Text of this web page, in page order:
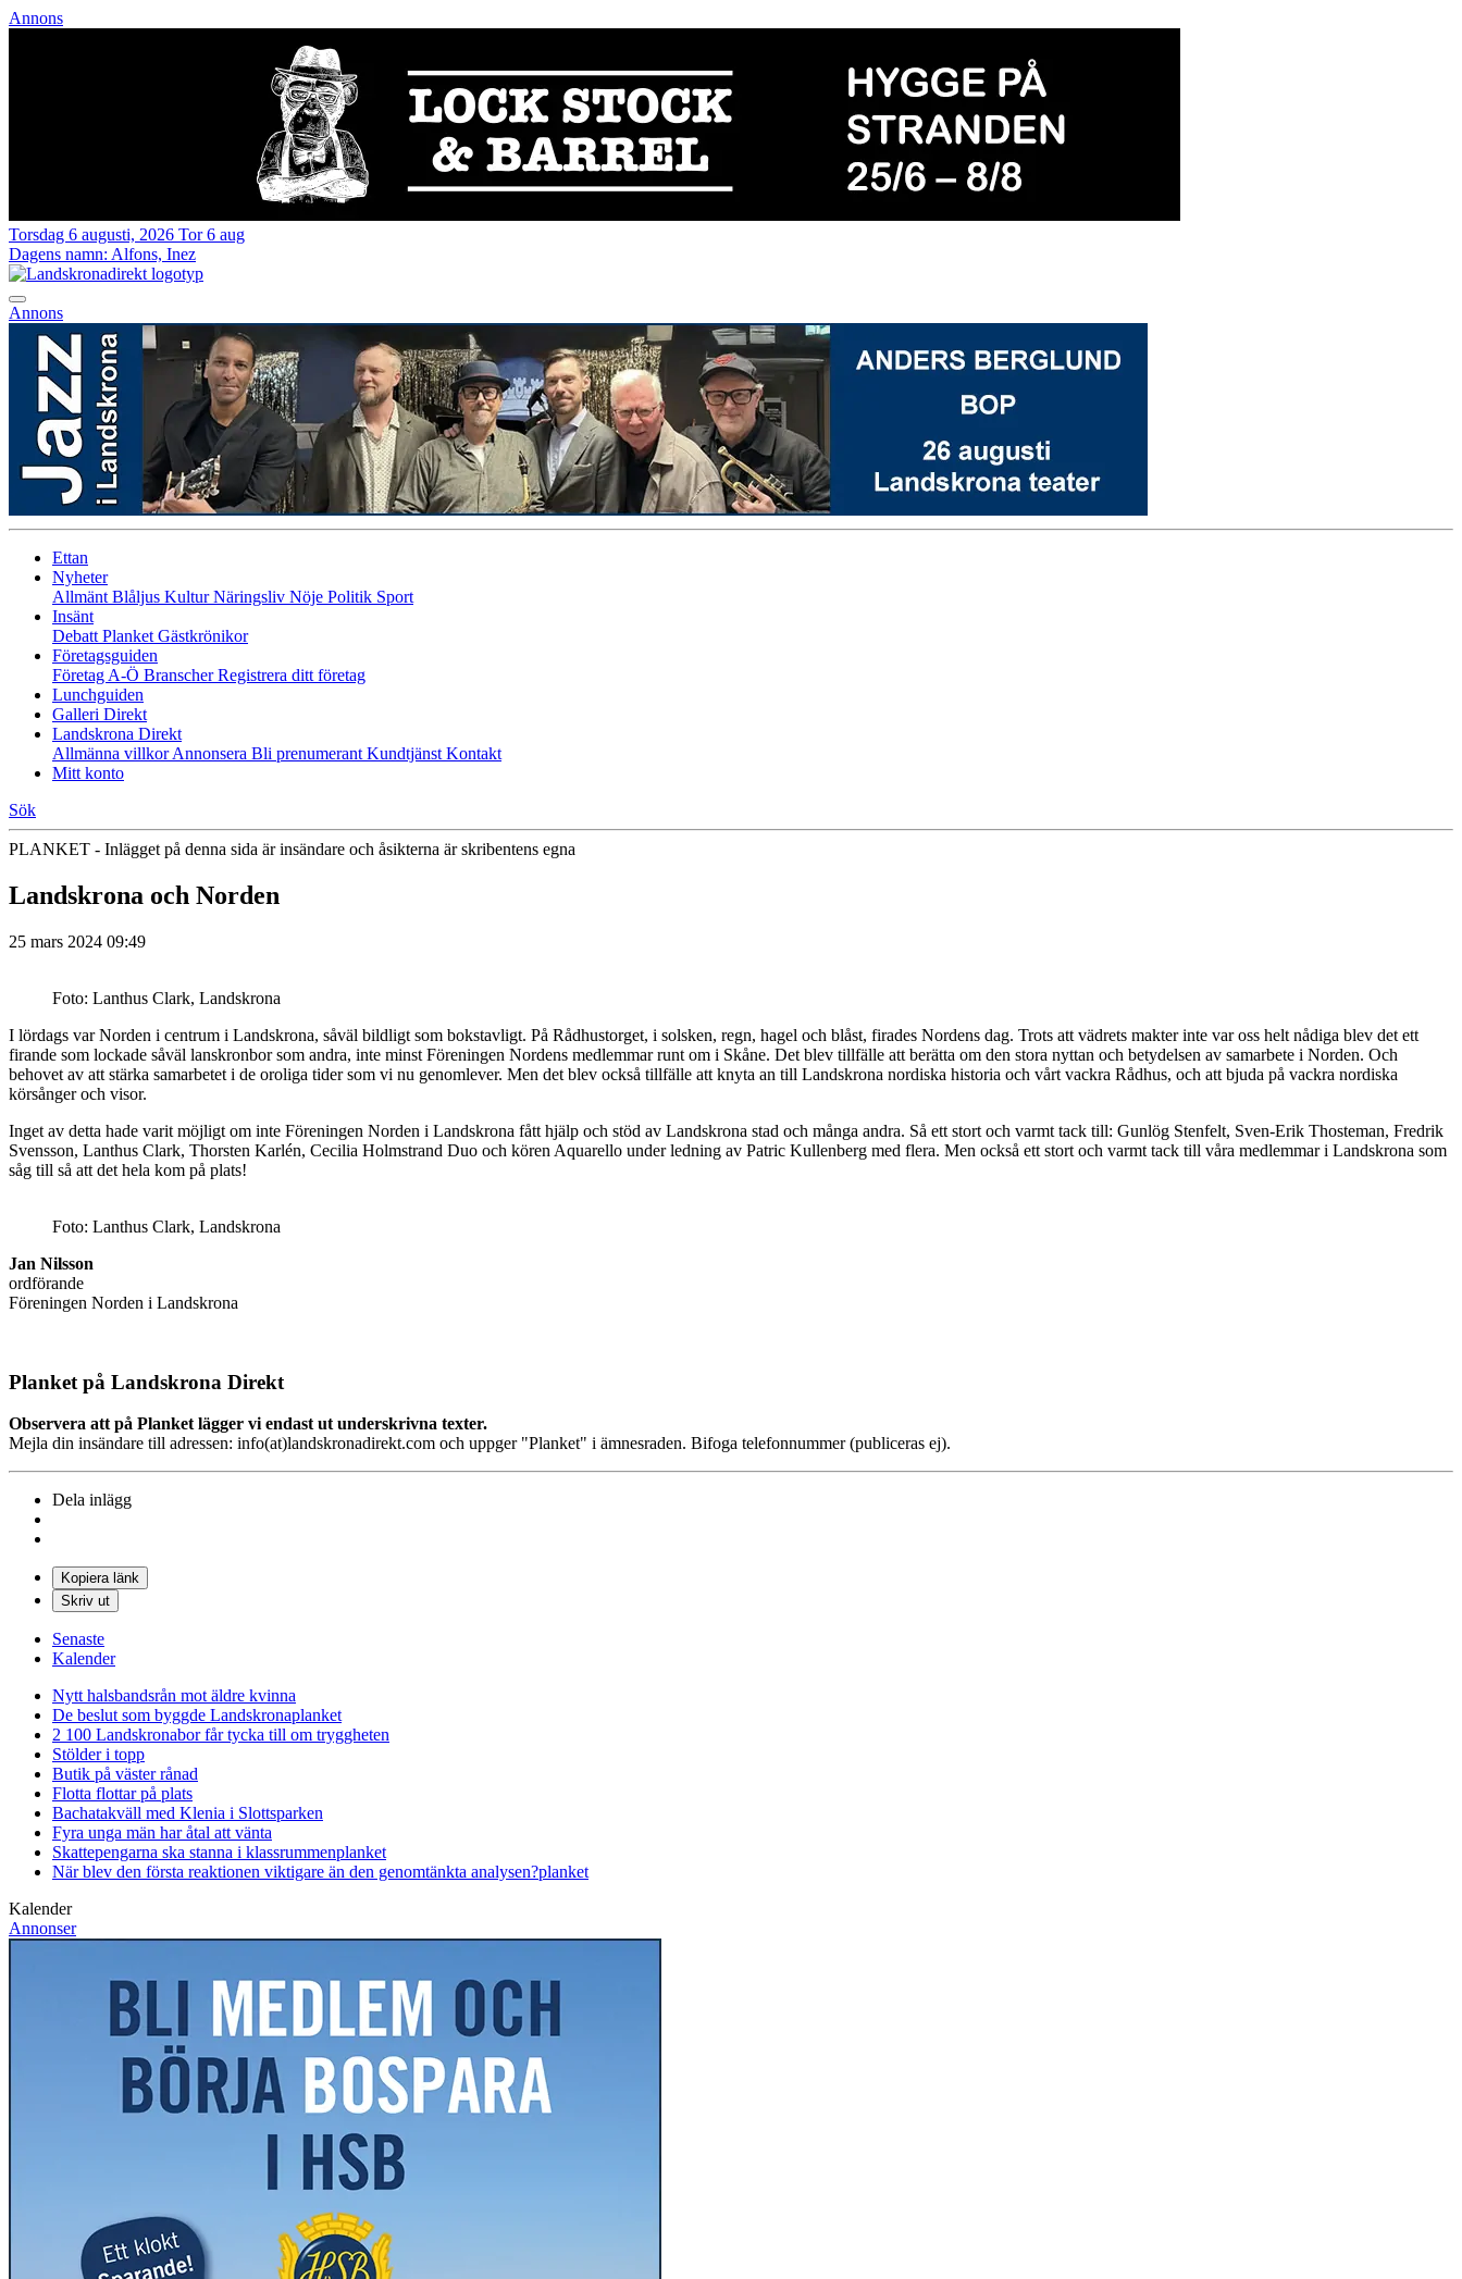
Annons
Torsdag 6 augusti, 2026 Tor 6 aug
Dagens namn: Alfons, Inez
Annons
Ettan
Nyheter
Allmänt Blåljus KulturNäringsliv Nöje Politik Sport
Insänt
Debatt Planket Gästkrönikor
Företagsguiden
Företag A-Ö BranscherRegistrera ditt företag
Lunchguiden
Galleri Direkt
Landskrona Direkt
Allmänna villkorAnnonsera Bli prenumerant Kundtjänst Kontakt
Mitt konto
Sök
PLANKET - Inlägget på denna sida är insändare och åsikterna är skribentens egna
Landskrona och Norden
25 mars 2024 09:49
Foto: Lanthus Clark, Landskrona
I lördags var Norden i centrum i Landskrona, såväl bildligt som bokstavligt. På Rådhustorget, i solsken, regn, hagel och blåst, firades Nordens dag. Trots att vädrets makter inte var oss helt nådiga blev det ett
firande som lockade såväl lanskronbor som andra, inte minst Föreningen Nordens medlemmar runt om i Skåne. Det blev tillfälle att berätta om den stora nyttan och betydelsen av samarbete i Norden. Och
behovet av att stärka samarbetet i de oroliga tider som vi nu genomlever. Men det blev också tillfälle att knyta an till Landskrona nordiska historia och vårt vackra Rådhus, och att bjuda på vackra nordiska
körsånger och visor.
Inget av detta hade varit möjligt om inte Föreningen Norden i Landskrona fått hjälp och stöd av Landskrona stad och många andra. Så ett stort och varmt tack till: Gunlög Stenfelt, Sven-Erik Thosteman, Fredrik
Svensson, Lanthus Clark, Thorsten Karlén, Cecilia Holmstrand Duo och kören Aquarello under ledning av Patric Kullenberg med flera. Men också ett stort och varmt tack till våra medlemmar i Landskrona som
såg till så att det hela kom på plats!
Foto: Lanthus Clark, Landskrona
Jan Nilsson
ordförande
Föreningen Norden i Landskrona
Planket på Landskrona Direkt
Observera att på Planket lägger vi endast ut underskrivna texter.
Mejla din insändare till adressen: info(at)landskronadirekt.com och uppger "Planket" i ämnesraden. Bifoga telefonnummer (publiceras ej).
Dela inlägg
Kopiera länk
Skriv ut
Senaste
Kalender
Nytt halsbandsrån mot äldre kvinna
De beslut som byggde Landskronaplanket
2 100 Landskronabor får tycka till om tryggheten
Stölder i topp
Butik på väster rånad
Flotta flottar på plats
Bachatakväll med Klenia i Slottsparken
Fyra unga män har åtal att vänta
Skattepengarna ska stanna i klassrummenplanket
När blev den första reaktionen viktigare än den genomtänkta analysen?planket
Kalender
Annonser